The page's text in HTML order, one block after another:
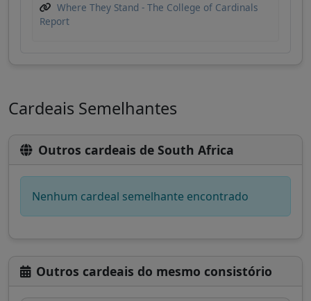
Where They Stand - The College of Cardinals
Report
Cardeais Semelhantes
Outros cardeais de South Africa
Nenhum cardeal semelhante encontrado
Outros cardeais do mesmo consistório